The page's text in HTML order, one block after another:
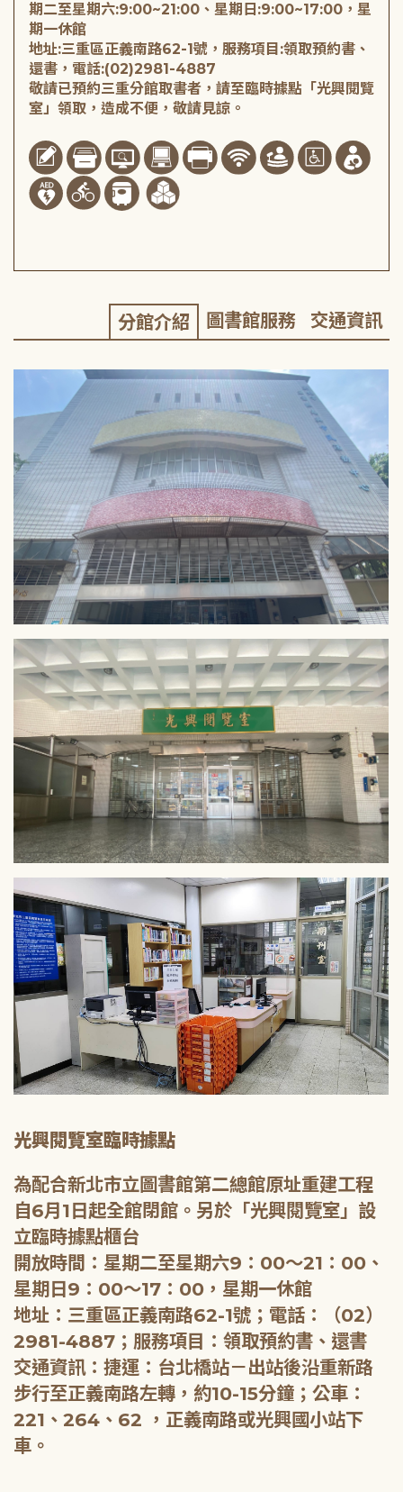
期二至星期六:9:00~21:00、星期日:9:00~17:00，星
期一休館
地址:三重區正義南路62-1號，服務項目:領取預約書、
還書，電話:(02)2981-4887
敬請已預約三重分館取書者，請至臨時據點「光興閱覽
室」領取，造成不便，敬請見諒。
分館介紹 圖書館服務 交通資訊
光興閱覽室臨時據點
為配合新北市立圖書館第二總館原址重建工程
自6月1日起全館閉館。另於「光興閱覽室」設
立臨時據點櫃台
開放時間：星期二至星期六9：00～21：00、
星期日9：00～17：00，星期一休館
地址：三重區正義南路62-1號；電話：（02）
2981-4887；服務項目：領取預約書、還書
交通資訊：捷運：台北橋站－出站後沿重新路
步行至正義南路左轉，約10-15分鐘；公車：
221、264、62 ，正義南路或光興國小站下
車。